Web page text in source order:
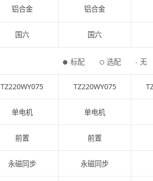
● 标配 ○ 选配 - 无
铝合金 铝合金
国六 国六
TZ220WY075 TZ220WY075
单电机 单电机
前置 前置
永磁同步 永磁同步